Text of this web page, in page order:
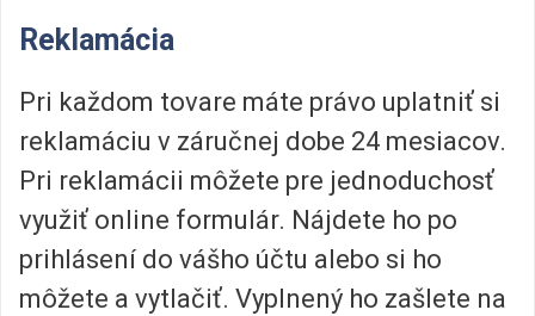
Reklamácia
Pri každom tovare máte právo uplatniť si
reklamáciu v záručnej dobe 24 mesiacov.
Pri reklamácii môžete pre jednoduchosť
využiť online formulár. Nájdete ho po
prihlásení do vášho účtu alebo si ho
môžete a vytlačiť. Vyplnený ho zašlete na